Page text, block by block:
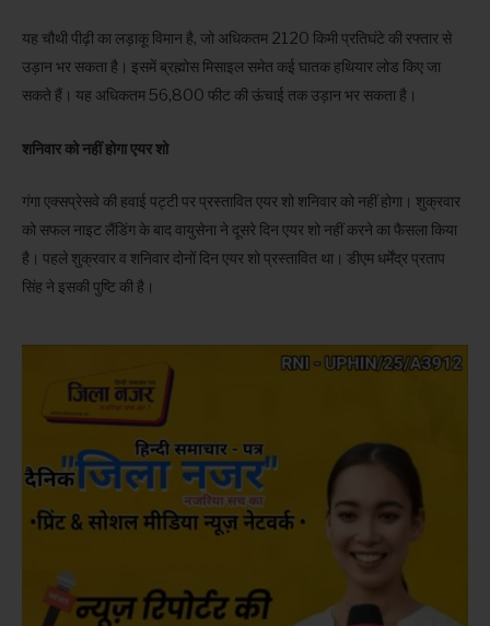
यह चौथी पीढ़ी का लड़ाकू विमान है, जो अधिकतम 2120 किमी प्रतिघंटे की रफ्तार से
उड़ान भर सकता है। इसमें ब्रह्मोस मिसाइल समेत कई घातक हथियार लोड किए जा
सकते हैं। यह अधिकतम 56,800 फीट की ऊंचाई तक उड़ान भर सकता है।
शनिवार को नहीं होगा एयर शो
गंगा एक्सप्रेसवे की हवाई पट्टी पर प्रस्तावित एयर शो शनिवार को नहीं होगा। शुक्रवार
को सफल नाइट लैंडिंग के बाद वायुसेना ने दूसरे दिन एयर शो नहीं करने का फैसला किया
है। पहले शुक्रवार व शनिवार दोनों दिन एयर शो प्रस्तावित था। डीएम धर्मेंद्र प्रताप
सिंह ने इसकी पुष्टि की है।